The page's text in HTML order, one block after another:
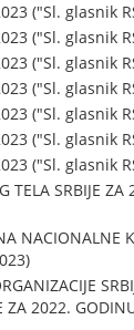
2023 ("Sl. glasnik
2023 ("Sl. glasnik
2023 ("Sl. glasnik
2023 ("Sl. glasnik
2023 ("Sl. glasnik
2023 ("Sl. glasnik
2023 ("Sl. glasnik
TELA SRBIJE
NACIONALNE
ZA 2022.